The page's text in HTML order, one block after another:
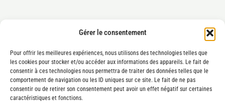
Gérer le consentement
Pour offrir les meilleures expériences, nous utilisons des technologies telles que
les cookies pour stocker et/ou accéder aux informations des appareils. Le fait de
consentir à ces technologies nous permettra de traiter des données telles que le
comportement de navigation ou les ID uniques sur ce site. Le fait de ne pas
consentir ou de retirer son consentement peut avoir un effet négatif sur certaines
caractéristiques et fonctions.
Mentions légales
Conditions générales de vente